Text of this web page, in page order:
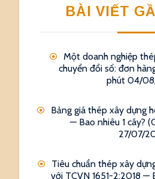
BÀI VIẾT
Một doanh nghiệp
chuyển đổi số: đơn
phút 04/
Bảng giá thép xây dựng
— Bao nhiêu 1 cây?
27/07/
Tiêu chuẩn thép xây
với TCVN 1651-2:2018 —